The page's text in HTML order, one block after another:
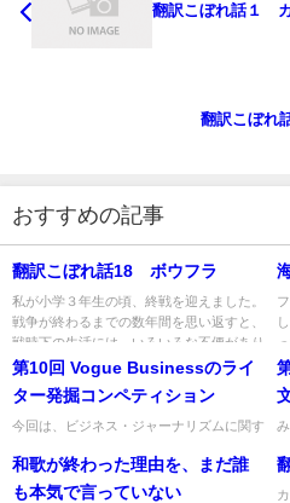
翻訳こぼれ話１
翻訳こぼれ
おすすめの記事
翻訳こぼれ話18 ボウフラ
私が小学３年生の頃、終戦を迎えました。
戦争が終わるまでの数年間を思い返すと、
戦時下の生活には、いろいろな不便があり
ました。例えば、灯火管制で...
第10回 Vogue Businessのライ
ター発掘コンペティション
今回は、ビジネス・ジャーナリズムに関す
ン業界のビジネスメディアとして知られる
Vogue Busines...
和歌が終わった理由を、まだ誰
も本気で言っていない